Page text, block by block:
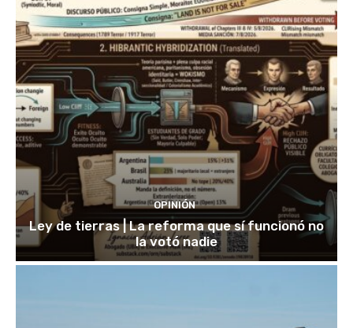
OPINIÓN
Ley de tierras | La reforma que sí funcionó no
la votó nadie